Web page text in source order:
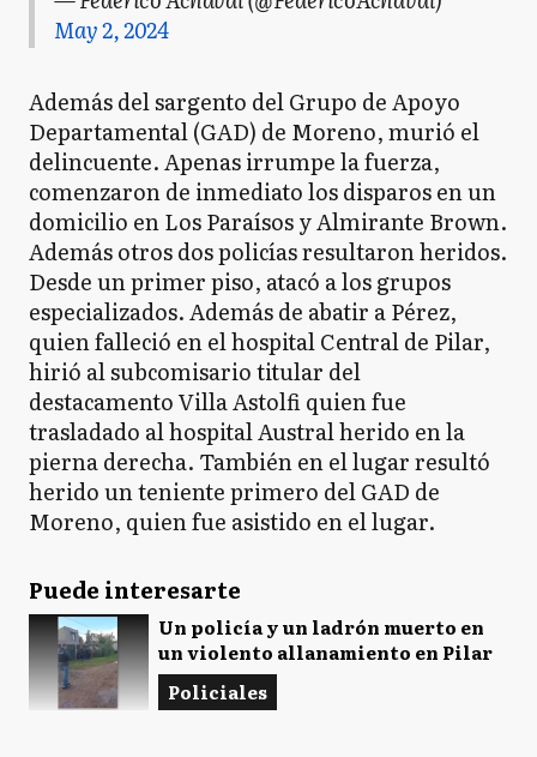
May 2, 2024
Además del sargento del Grupo de Apoyo
Departamental (GAD) de Moreno, murió el
delincuente. Apenas irrumpe la fuerza,
comenzaron de inmediato los disparos en un
domicilio en Los Paraísos y Almirante Brown.
Además otros dos policías resultaron heridos.
Desde un primer piso, atacó a los grupos
especializados. Además de abatir a Pérez,
quien falleció en el hospital Central de Pilar,
hirió al subcomisario titular del
destacamento Villa Astolfi quien fue
trasladado al hospital Austral herido en la
pierna derecha. También en el lugar resultó
herido un teniente primero del GAD de
Moreno, quien fue asistido en el lugar.
Puede interesarte
Un policía y un ladrón muerto en
un violento allanamiento en Pilar
Policiales